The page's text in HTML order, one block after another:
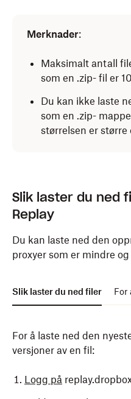
Klikk på
følgende:
Kun filer med
Merknader:
Maksimalt antall
som en .zip- fil er
Du kan ikke laste
som en .zip-
størrelsen er større
Slik laster du ned
Replay
Du kan laste ned den
proxyer som er mindre
Slik laster du ned filer For
For å laste ned den
versjoner av en fil:
Logg på